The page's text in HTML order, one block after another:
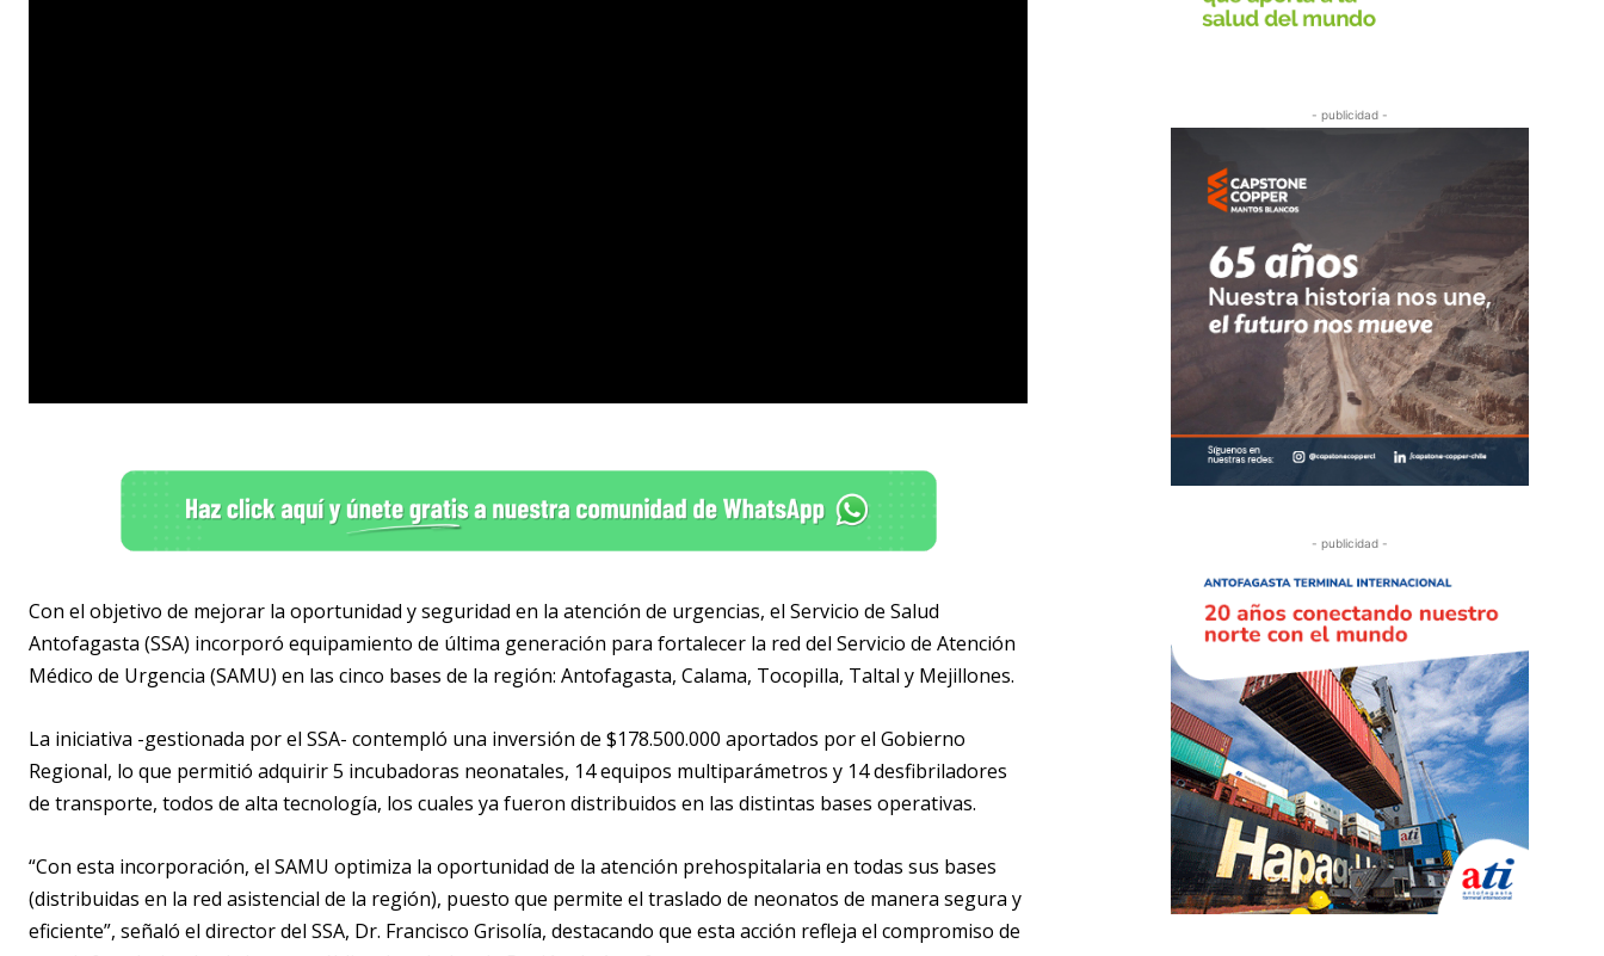
Con el objetivo de mejorar la oportunidad y seguridad en la atención de urgencias, el Servicio de Salud
Antofagasta (SSA) incorporó equipamiento de última generación para fortalecer la red del Servicio de Atención
Médico de Urgencia (SAMU) en las cinco bases de la región: Antofagasta, Calama, Tocopilla, Taltal y Mejillones.
La iniciativa -gestionada por el SSA- contempló una inversión de $178.500.000 aportados por el Gobierno
Regional, lo que permitió adquirir 5 incubadoras neonatales, 14 equipos multiparámetros y 14 desfibriladores
de transporte, todos de alta tecnología, los cuales ya fueron distribuidos en las distintas bases operativas.
“Con esta incorporación, el SAMU optimiza la oportunidad de la atención prehospitalaria en todas sus bases
(distribuidas en la red asistencial de la región), puesto que permite el traslado de neonatos de manera segura y
eficiente”, señaló el director del SSA, Dr. Francisco Grisolía, destacando que esta acción refleja el compromiso de
- publicidad -
- publicidad -